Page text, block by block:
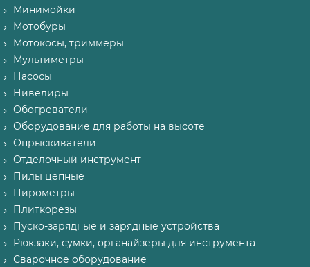
Минимойки
Мотобуры
Мотокосы, триммеры
Мультиметры
Насосы
Нивелиры
Обогреватели
Оборудование для работы на высоте
Опрыскиватели
Отделочный инструмент
Пилы цепные
Пирометры
Плиткорезы
Пуско-зарядные и зарядные устройства
Рюкзаки, сумки, органайзеры для инструмента
Сварочное оборудование